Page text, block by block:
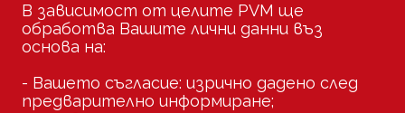
В зависимост от целите PVM ще
обработва Вашите лични данни въз
основа на:
- Вашето съгласие: изрично дадено след
предварително информиране;